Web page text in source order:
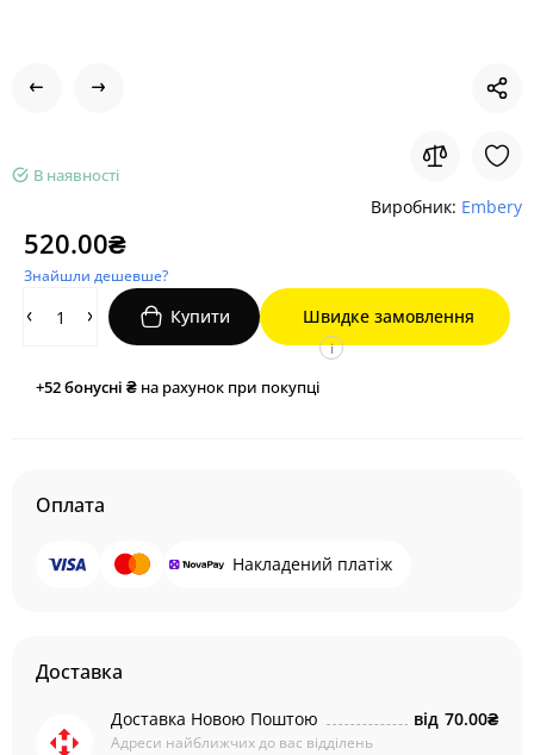
В наявності
Виробник: Embery
520.00₴
Знайшли дешевше?
Купити Швидке замовлення
+52бонусні ₴ на рахунок при покупці
i
Оплата
Накладений платіж
Доставка
Доставка Новою Поштою
Адреси найближчих до вас відділень
від 70.00₴